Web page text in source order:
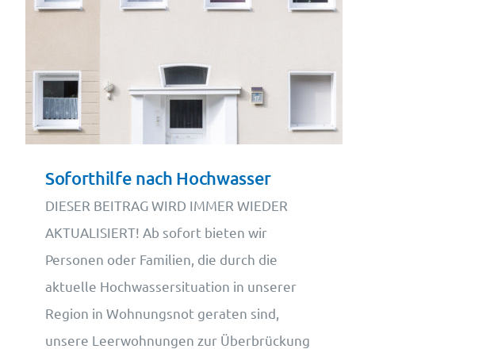
Soforthilfe nach Hochwasser
DIESER BEITRAG WIRD IMMER WIEDER
AKTUALISIERT! Ab sofort bieten wir
Personen oder Familien, die durch die
aktuelle Hochwassersituation in unserer
Region in Wohnungsnot geraten sind,
unsere Leerwohnungen zur Überbrückung